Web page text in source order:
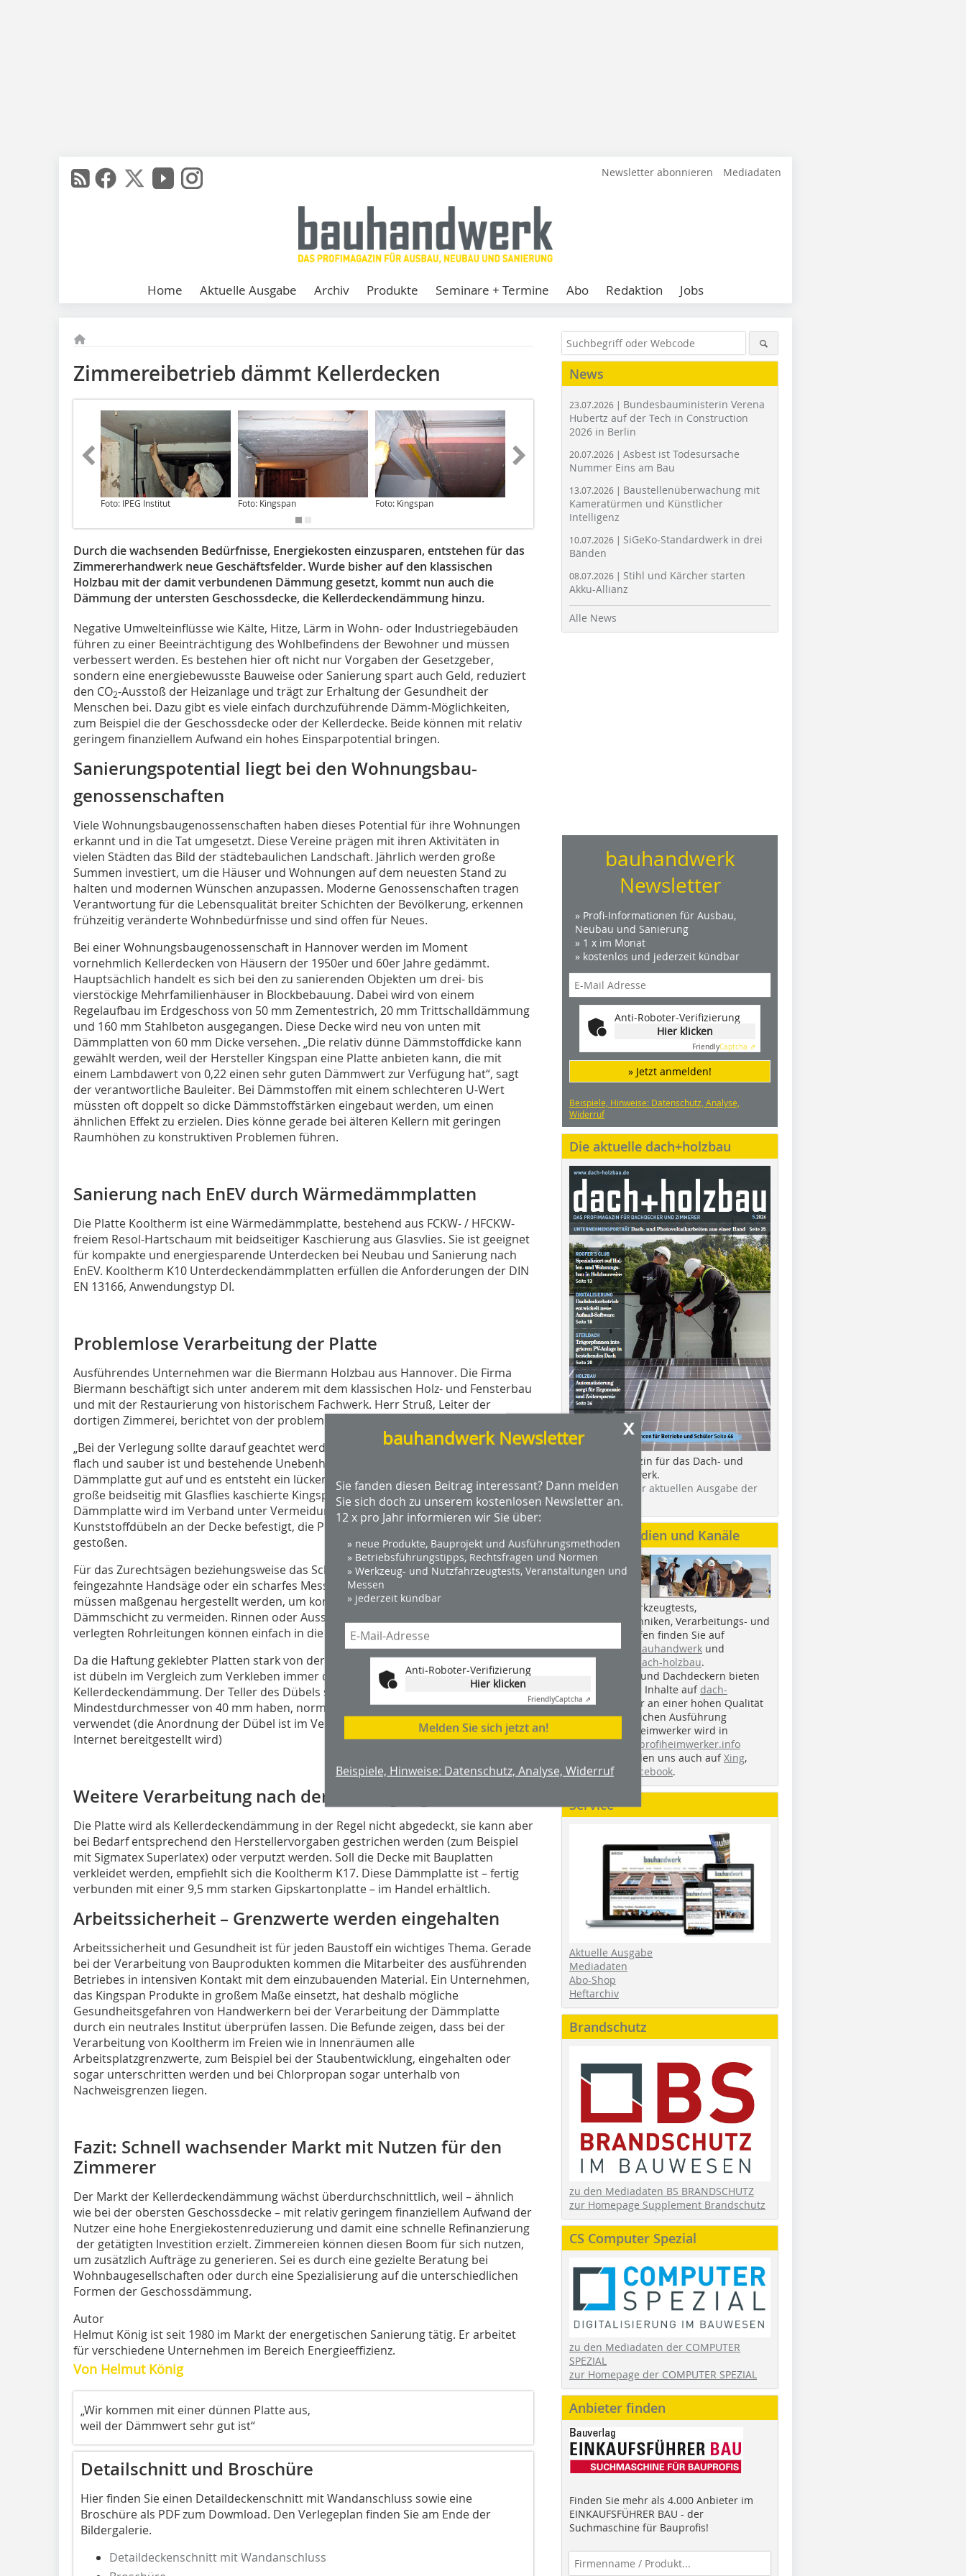
Newsletter abonnieren Mediadaten
Home Aktuelle Ausgabe Archiv Produkte Seminare + Termine Abo Redaktion Jobs
Zimmereibetrieb dämmt Kellerdecken
Foto: IPEG Institut Foto: Kingspan Foto: Kingspan Foto: IPEG Institut Foto: IPEG Institut
Durch die wachsenden Bedürfnisse, Energiekosten einzusparen, entstehen für das
Zimmererhandwerk neue Geschäftsfelder. Wurde bisher auf den klassischen
Holzbau mit der damit verbundenen Dämmung gesetzt, kommt nun auch die
Dämmung der untersten Geschossdecke, die Kellerdeckendämmung hinzu.
Negative Umwelteinflüsse wie Kälte, Hitze, Lärm in Wohn- oder Industriegebäuden
führen zu einer Beeinträchtigung des Wohlbefindens der Bewohner und müssen
verbessert werden. Es bestehen hier oft nicht nur Vorgaben der Gesetzgeber,
sondern eine energiebewusste Bauweise oder Sanierung spart auch Geld, reduziert
den CO2-Ausstoß der Heizanlage und trägt zur Erhaltung der Gesundheit der
Menschen bei. Dazu gibt es viele einfach durchzuführende Dämm-Möglichkeiten,
zum Beispiel die der Geschossdecke oder der Kellerdecke. Beide können mit relativ
geringem finanziellem Aufwand ein hohes Einsparpotential bringen.
Sanierungspotential liegt bei den Wohnungsbau-
genossenschaften
Viele Wohnungsbaugenossenschaften haben dieses Potential für ihre Wohnungen
erkannt und in die Tat umgesetzt. Diese Vereine prägen mit ihren Aktivitäten in
vielen Städten das Bild der städtebaulichen Landschaft. Jährlich werden große
Summen investiert, um die Häuser und Wohnungen auf dem neuesten Stand zu
halten und modernen Wünschen anzupassen. Moderne Genossenschaften tragen
Verantwortung für die Lebensqualität breiter Schichten der Bevölkerung, erkennen
frühzeitig veränderte Wohnbedürfnisse und sind offen für Neues.
Bei einer Wohnungsbaugenossenschaft in Hannover werden im Moment
vornehmlich Kellerdecken von Häusern der 1950er und 60er Jahre gedämmt.
Hauptsächlich handelt es sich bei den zu sanierenden Objekten um drei- bis
vierstöckige Mehrfamilienhäuser in Blockbebauung. Dabei wird von einem
Regelaufbau im Erdgeschoss von 50 mm Zementestrich, 20 mm Trittschalldämmung
und 160 mm Stahlbeton ausgegangen. Diese Decke wird neu von unten mit
Dämmplatten von 60 mm Dicke versehen. „Die relativ dünne Dämmstoffdicke kann
gewählt werden, weil der Hersteller Kingspan eine Platte anbieten kann, die mit
einem Lambdawert von 0,22 einen sehr guten Dämmwert zur Verfügung hat“, sagt
der verantwortliche Bauleiter. Bei Dämmstoffen mit einem schlechteren U-Wert
müssten oft doppelt so dicke Dämmstoffstärken eingebaut werden, um einen
ähnlichen Effekt zu erzielen. Dies könne gerade bei älteren Kellern mit geringen
Raumhöhen zu konstruktiven Problemen führen.
Sanierung nach EnEV durch Wärmedämmplatten
Die Platte Kooltherm ist eine Wärmedämmplatte, bestehend aus FCKW- / HFCKW-
freiem Resol-Hartschaum mit beidseitiger Kaschierung aus Glasvlies. Sie ist geeignet
für kompakte und energiesparende Unterdecken bei Neubau und Sanierung nach
EnEV. Kooltherm K10 Unterdeckendämmplatten erfüllen die Anforderungen der DIN
EN 13166, Anwendungstyp DI.
Problemlose Verarbeitung der Platte
Ausführendes Unternehmen war die Biermann Holzbau aus Hannover. Die Firma
Biermann beschäftigt sich unter anderem mit dem klassischen Holz- und Fensterbau
und mit der Restaurierung von historischem Fachwerk. Herr Struß, Leiter der
dortigen Zimmerei, berichtet von der problemlosen Verarbeitung der Platte:
„Bei der Verlegung sollte darauf geachtet werden, dass die Kellerdecke ausreichend
flach und sauber ist und bestehende Unebenheiten entfernt werden. So liegt die
Dämmplatte gut auf und es entsteht ein lückenloses Fugenbild“. Die 800 x 1200 mm
große beidseitig mit Glasflies kaschierte Kingspan Kooltherm K10 Unterdecken-
Dämmplatte wird im Verband unter Vermeidung von Kreuzfugen mit
Kunststoffdübeln an der Decke befestigt, die Platten werden stumpf aneinander
gestoßen.
Für das Zurechtsägen beziehungsweise das Schneiden von Hand sollte eine
feingezahnte Handsäge oder ein scharfes Messer verwendet werden. Passstücke
müssen maßgenau hergestellt werden, um konstruktive Wärmebrücken in der
Dämmschicht zu vermeiden. Rinnen oder Aussparungen bei unter der Decke
verlegten Rohrleitungen können einfach in die Platte gefräst oder gesägt werden.
Da die Haftung geklebter Platten stark von der Qualität des Untergrundes abhängt,
ist dübeln im Vergleich zum Verkleben immer die sicherere Methode bei der
Kellerdeckendämmung. Der Teller des Dübels sollte dabei einen
Mindestdurchmesser von 40 mm haben, normalerweise werden dabei Bohranker
verwendet (die Anordnung der Dübel ist im Verlegeprospekt dargestellt, der im
Internet bereitgestellt wird)
Weitere Verarbeitung nach der Anbringung
Die Platte wird als Kellerdeckendämmung in der Regel nicht abgedeckt, sie kann aber
bei Bedarf entsprechend den Herstellervorgaben gestrichen werden (zum Beispiel
mit Sigmatex Superlatex) oder verputzt werden. Soll die Decke mit Bauplatten
verkleidet werden, empfiehlt sich die Kooltherm K17. Diese Dämmplatte ist – fertig
verbunden mit einer 9,5 mm starken Gipskartonplatte – im Handel erhältlich.
Arbeitssicherheit – Grenzwerte werden eingehalten
Arbeitssicherheit und Gesundheit ist für jeden Baustoff ein wichtiges Thema. Gerade
bei der Verarbeitung von Bauprodukten kommen die Mitarbeiter des ausführenden
Betriebes in intensiven Kontakt mit dem einzubauenden Material. Ein Unternehmen,
das Kingspan Produkte in großem Maße einsetzt, hat deshalb mögliche
Gesundheitsgefahren von Handwerkern bei der Verarbeitung der Dämmplatte
durch ein neutrales Institut überprüfen lassen. Die Befunde zeigen, dass bei der
Verarbeitung von Kooltherm im Freien wie in Innenräumen alle
Arbeitsplatzgrenzwerte, zum Beispiel bei der Staubentwicklung, eingehalten oder
sogar unterschritten werden und bei Chlorpropan sogar unterhalb von
Nachweisgrenzen liegen.
Fazit: Schnell wachsender Markt mit Nutzen für den
Zimmerer
Der Markt der Kellerdeckendämmung wächst überdurchschnittlich, weil – ähnlich
wie bei der obersten Geschossdecke – mit relativ geringem finanziellem Aufwand der
Nutzer eine hohe Energiekostenreduzierung und damit eine schnelle Refinanzierung
der getätigten Investition erzielt. Zimmereien können diesen Boom für sich nutzen,
um zusätzlich Aufträge zu generieren. Sei es durch eine gezielte Beratung bei
Wohnbaugesellschaften oder durch eine Spezialisierung auf die unterschiedlichen
Formen der Geschossdämmung.
Autor
Helmut König ist seit 1980 im Markt der energetischen Sanierung tätig. Er arbeitet
für verschiedene Unternehmen im Bereich Energieeffizienz.
Von Helmut König
„Wir kommen mit einer dünnen Platte aus,
weil der Dämmwert sehr gut ist“
Detailschnitt und Broschüre
Hier finden Sie einen Detaildeckenschnitt mit Wandanschluss sowie eine
Broschüre als PDF zum Dowmload. Den Verlegeplan finden Sie am Ende der
Bildergalerie.
Detaildeckenschnitt mit Wandanschluss
x
bauhandwerk Newsletter
Sie fanden diesen Beitrag interessant? Dann melden
Sie sich doch zu unserem kostenlosen Newsletter an.
12 x pro Jahr informieren wir Sie über:
» neue Produkte, Bauprojekt und Ausführungsmethoden
» Betriebsführungstipps, Rechtsfragen und Normen
» Werkzeug- und Nutzfahrzeugtests, Veranstaltungen und
Messen
» jederzeit kündbar
Anti-Roboter-Verifizierung
Hier klicken
FriendlyCaptcha ⇗
Melden Sie sich jetzt an!
Beispiele, Hinweise: Datenschutz, Analyse, Widerruf
News
23.07.2026 | Bundesbauministerin Verena
Hubertz auf der Tech in Construction
2026 in Berlin
20.07.2026 | Asbest ist Todesursache
Nummer Eins am Bau
13.07.2026 | Baustellenüberwachung mit
Kameratürmen und Künstlicher
Intelligenz
10.07.2026 | SiGeKo-Standardwerk in drei
Bänden
08.07.2026 | Stihl und Kärcher starten
Akku-Allianz
Alle News
bauhandwerk
Newsletter
» Profi-Informationen für Ausbau,
Neubau und Sanierung
» 1 x im Monat
» kostenlos und jederzeit kündbar
Anti-Roboter-Verifizierung
Hier klicken
FriendlyCaptcha ⇗
» Jetzt anmelden!
Beispiele, Hinweise: Datenschutz, Analyse,
Widerruf
Die aktuelle dach+holzbau
Das Profimagazin für das Dach- und
Holzbauhandwerk.
Hier geht es zur aktuellen Ausgabe der
dach+holzbau.
Weitere Medien und Kanäle
Videos von Werkzeugtests,
Handwerkstechniken, Verarbeitungs- und
Montageabläufen finden Sie auf
youtube.com/bauhandwerk und
youtube.com/dach-holzbau.
Zimmerleuten und Dachdeckern bieten
wir spannende Inhalte auf dach-
holzbau.de
, der an einer hohen Qualität
der handwerklichen Ausführung
interessierte Heimwerker wird in
unserem Blog
profiheimwerker.info
fündig. Sie finden uns auch aufXing,
Twitterund Facebook.
Service
Aktuelle Ausgabe
Mediadaten
Abo-Shop
Heftarchiv
Brandschutz
zu den Mediadaten BS BRANDSCHUTZ
zur Homepage Supplement Brandschutz
CS Computer Spezial
zu den Mediadaten der COMPUTER
SPEZIAL
zur Homepage der COMPUTER SPEZIAL
Anbieter finden
Finden Sie mehr als 4.000 Anbieter im
EINKAUFSFÜHRER BAU - der
Suchmaschine für Bauprofis!